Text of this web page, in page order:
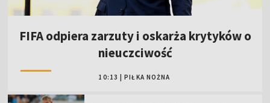
FIFA odpiera zarzuty i oskarża krytyków o
nieuczciwość
10:13 PIŁKA NOŻNA